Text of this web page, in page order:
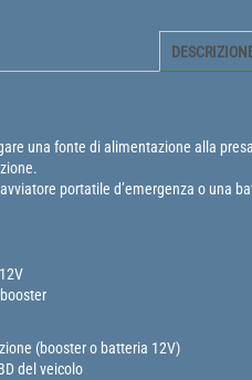
una fonte di alimentazione alla
portatile d’emergenza o una
(booster o batteria 12V)
del veicolo